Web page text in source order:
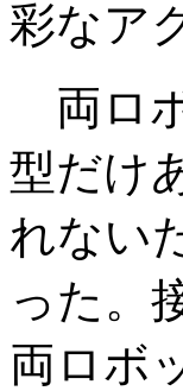
彩なア
両ロ
型だけ
れない
った。
両ロボ